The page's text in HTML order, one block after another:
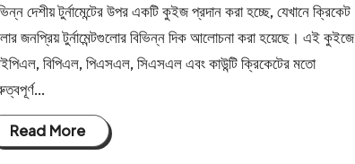
দেশীয় টুর্নামেন্টের উপর একটি কুইজ প্রদান করা হচ্ছে, যেখানে ক্রিকেট
জনপ্রিয় টুর্নামেন্টগুলোর বিভিন্ন দিক আলোচনা করা হয়েছে। এই কুইজে
বিপিএল, পিএসএল, সিএসএল এবং কাউন্টি ক্রিকেটের মতো
Read More